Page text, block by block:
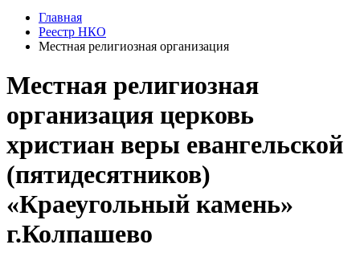
Главная
Реестр НКО
Местная религиозная организация
Местная религиозная
организация церковь
христиан веры евангельской
(пятидесятников)
«Краеугольный камень»
г.Колпашево